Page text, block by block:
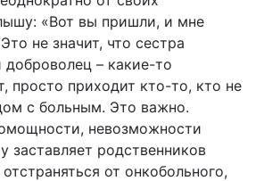
«Вот вы пришли, и мне
не значит, что сестра
– какие-то
просто приходит кто-то, кто не
с больным. Это важно.
невозможности
заставляет родственников
от онкобольного,